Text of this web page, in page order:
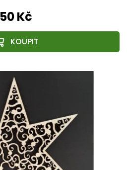
50 Kč